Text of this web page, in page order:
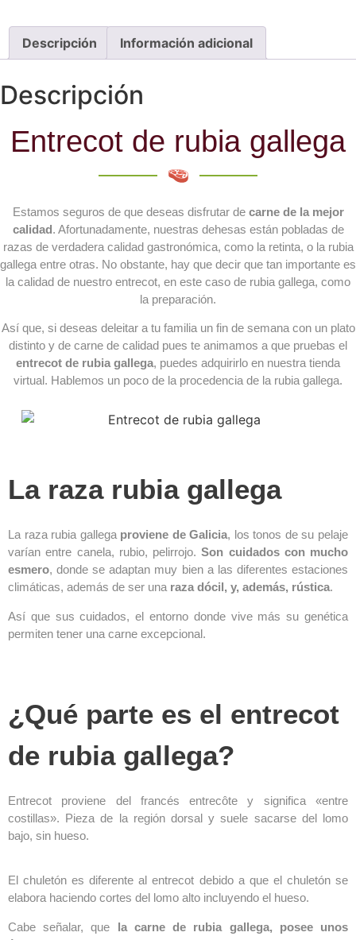
Descripción Información adicional
Descripción
Entrecot de rubia gallega
Estamos seguros de que deseas disfrutar de carne de la mejor
calidad. Afortunadamente, nuestras dehesas están pobladas de
razas de verdadera calidad gastronómica, como la retinta, o la rubia
gallega entre otras. No obstante, hay que decir que tan importante es
la calidad de nuestro entrecot, en este caso de rubia gallega, como
la preparación.
Así que, si deseas deleitar a tu familia un fin de semana con un plato
distinto y de carne de calidad pues te animamos a que pruebas el
entrecot de rubia gallega, puedes adquirirlo en nuestra tienda
virtual. Hablemos un poco de la procedencia de la rubia gallega.
La raza rubia gallega
La raza rubia gallega proviene de Galicia, los tonos de su pelaje
varían entre canela, rubio, pelirrojo.Son cuidados con mucho
esmero, donde se adaptan muy bien a las diferentes estaciones
climáticas, además de ser una raza dócil, y, además, rústica.
Así que sus cuidados, el entorno donde vive más su genética
permiten tener una carne excepcional.
¿Qué parte es el entrecot
de rubia gallega?
Entrecot proviene del francés entrecôte y significa «entre
costillas». Pieza de la región dorsal y suele sacarse del lomo
bajo, sin hueso.
El chuletón es diferente al entrecot debido a que el chuletón se
elabora haciendo cortes del lomo alto incluyendo el hueso.
Cabe señalar, que la carne de rubia gallega, posee unos